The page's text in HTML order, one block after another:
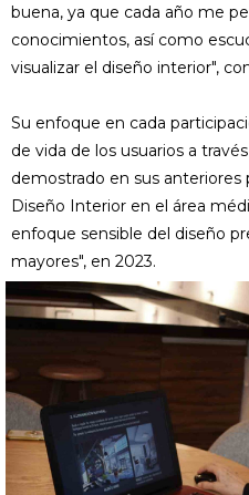
buena, ya que cada año me
conocimientos, así como
visualizar el diseño interior",
Su enfoque en cada
de vida de los usuarios a
demostrado en sus anteriores
Diseño Interior en el área
enfoque sensible del diseño
mayores", en 2023.